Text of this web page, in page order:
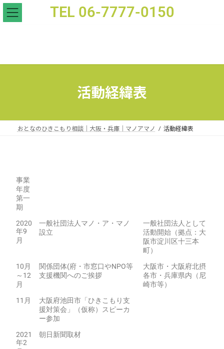
TEL 06-7777-0150
活動経緯表
おとなのひきこもり相談｜大阪・兵庫｜マノアマノ 活動経緯表
事業
年度
第一
期
2020
年9
月
一般社団法人マノ・ア・マノ
設立
一般社団法人として
活動開始（拠点：大
阪市淀川区十三本
町）
10月
～12
月
関係団体(府・市窓口やNPO等
支援機関へのご挨拶
大阪市・大阪府北摂
各市・兵庫県内（尼
崎市等）
11月
大阪府池田市「ひきこもり支
援対策会」（仮称）スピーカ
ー参加
2021
年2
朝日新聞取材